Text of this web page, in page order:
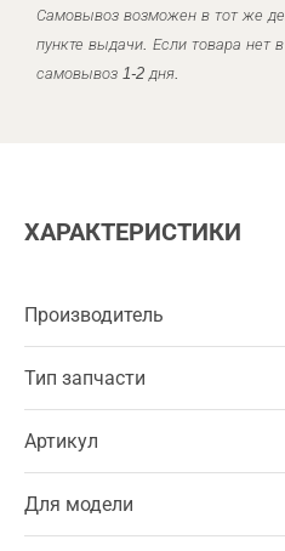
Самовывоз возможен в тот же
пункте выдачи. Если товара нет
самовывоз 1-2 дня.
ХАРАКТЕРИСТИКИ
Производитель
Тип запчасти
Артикул
Для модели